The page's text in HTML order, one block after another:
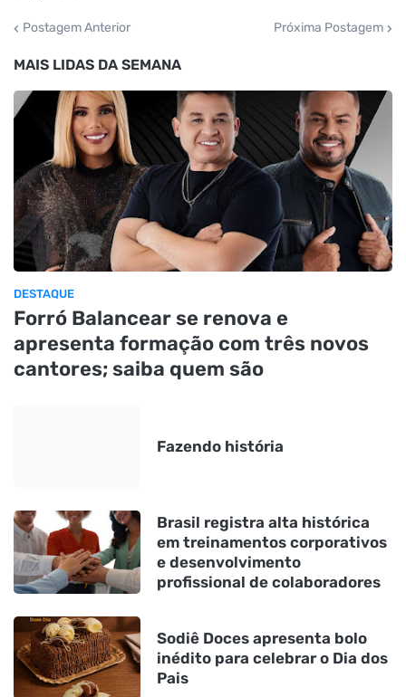
Postagem Anterior Próxima Postagem
MAIS LIDAS DA SEMANA
DESTAQUE
Forró Balancear se renova e
apresenta formação com três novos
cantores; saiba quem são
Fazendo história
Brasil registra alta histórica
em treinamentos corporativos
e desenvolvimento
profissional de colaboradores
Sodiê Doces apresenta bolo
inédito para celebrar o Dia dos
Pais